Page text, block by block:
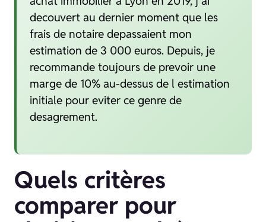
decouvert au dernier moment que les
frais de notaire depassaient mon
estimation de 3 000 euros. Depuis, je
recommande toujours de prevoir une
marge de 10% au-dessus de l estimation
initiale pour eviter ce genre de
desagrement.
Quels critères
comparer pour